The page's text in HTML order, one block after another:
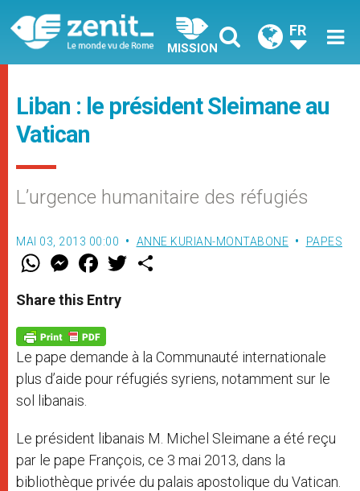
MISSION
FR
Liban : le président Sleimane au
Vatican
L’urgence humanitaire des réfugiés
MAI 03, 2013 00:00 ANNE KURIAN-MONTABONE PAPES
W
t
s
p
p
M
e
s
e
g
e
r
F
a
e
b
o
k
w
Share this Entry
Le pape demande à la Communauté internationale
plus d’aide pour réfugiés syriens, notamment sur le
sol libanais.
Le président libanais M. Michel Sleimane a été reçu
par le pape François, ce 3 mai 2013, dans la
bibliothèque privée du palais apostolique du Vatican.